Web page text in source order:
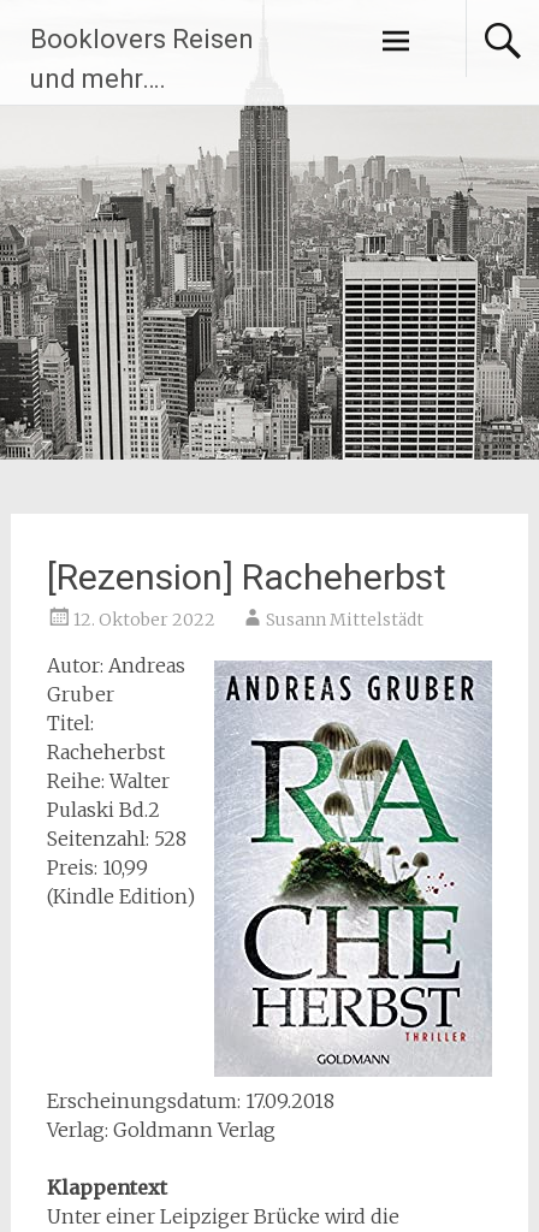
Inhalt
springen
Booklovers Reisen
und mehr….
[Rezension] Racheherbst
12. Oktober 2022 Susann Mittelstädt
Autor: Andreas
Gruber
Titel:
Racheherbst
Reihe: Walter
Pulaski Bd.2
Seitenzahl: 528
Preis: 10,99
(Kindle Edition)
Erscheinungsdatum: 17.09.2018
Verlag: Goldmann Verlag
Klappentext
Unter einer Leipziger Brücke wird die